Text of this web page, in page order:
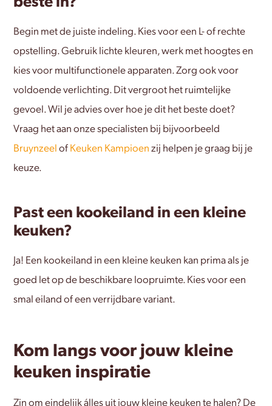
Begin met de juiste indeling. Kies voor een L- of rechte
opstelling. Gebruik lichte kleuren, werk met hoogtes en
kies voor multifunctionele apparaten. Zorg ook voor
voldoende verlichting. Dit vergroot het ruimtelijke
gevoel. Wil je advies over hoe je dit het beste doet?
Vraag het aan onze specialisten bij bijvoorbeeld
Bruynzeel of Keuken Kampioen zij helpen je graag bij je
keuze.
Past een kookeiland in een kleine
keuken?
Ja! Een kookeiland in een kleine keuken kan prima als je
goed let op de beschikbare loopruimte. Kies voor een
smal eiland of een verrijdbare variant.
Kom langs voor jouw kleine
keuken inspiratie
Zin om eindelijk álles uit jouw kleine keuken te halen? De